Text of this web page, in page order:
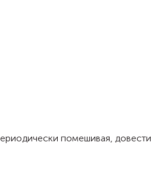
помешивая, довести